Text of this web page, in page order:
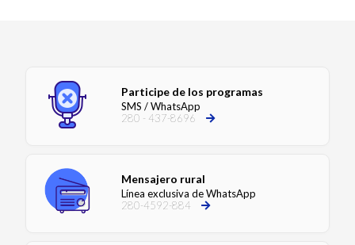
Participe de los programas
SMS / WhatsApp
280 - 437-8696
Mensajero rural
Línea exclusiva de WhatsApp
280-4592-884